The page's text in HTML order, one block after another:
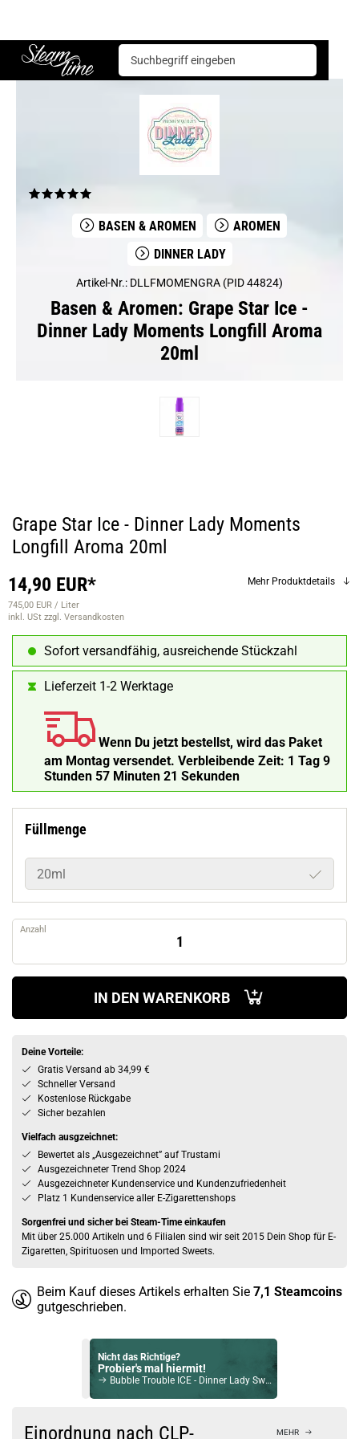
Steam time
Basen & Aromen Aromen Dinner Lady
BASEN & AROMEN
AROMEN
DINNER LADY
Artikel-Nr.: DLLFMOMENGRA (PID 44824)
Basen & Aromen: Grape Star Ice -
Dinner Lady Moments Longfill Aroma
20ml
Grape Star Ice - Dinner Lady Moments
Longfill Aroma 20ml
14,90 EUR*
745,00 EUR / Liter
inkl. USt zzgl. Versandkosten
Mehr Produktdetails
Sofort versandfähig, ausreichende Stückzahl
Lieferzeit 1-2 Werktage
Wenn Du jetzt bestellst, wird das Paket
am Montag versendet. Verbleibende Zeit: 1 Tag 9
Stunden 57 Minuten 20 Sekunden
Füllmenge
20ml
Anzahl
IN DEN WARENKORB
Deine Vorteile:
Gratis Versand ab 34,99 €
Schneller Versand
Kostenlose Rückgabe
Sicher bezahlen
Vielfach ausgzeichnet:
Bewertet als „Ausgezeichnet” auf Trustami
Ausgezeichneter Trend Shop 2024
Ausgezeichneter Kundenservice und Kundenzufriedenheit
Platz 1 Kundenservice aller E-Zigarettenshops
Sorgenfrei und sicher bei Steam-Time einkaufen
Mit über 25.000 Artikeln und 6 Filialen sind wir seit 2015 Dein Shop für E-
Zigaretten, Spirituosen und Imported Sweets.
Beim Kauf dieses Artikels erhalten Sie 7,1 Steamcoins
gutgeschrieben.
Nicht das Richtige?
Probier's mal hiermit!
Bubble Trouble ICE - Dinner Lady Sweets Longfill Aroma 20ml
Check das mal!
Einordnung nach CLP-
MEHR